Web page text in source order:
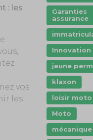
: les
vos
les
Garanties
assurance
Innovation
jeune
klaxon
loisir moto
Moto
mécanique